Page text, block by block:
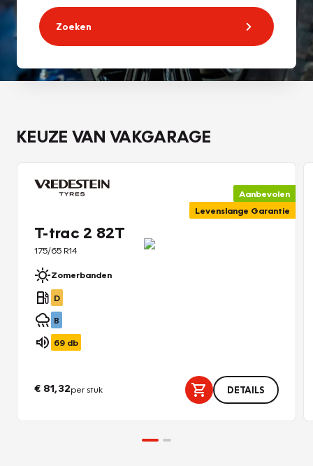
Zoeken
KEUZE VAN VAKGARAGE
Aanbevolen
Levenslange Garantie
T-trac 2 82T
175/65 R14
Zomerbanden
D
B
69 db
€ 81,32per stuk DETAILS